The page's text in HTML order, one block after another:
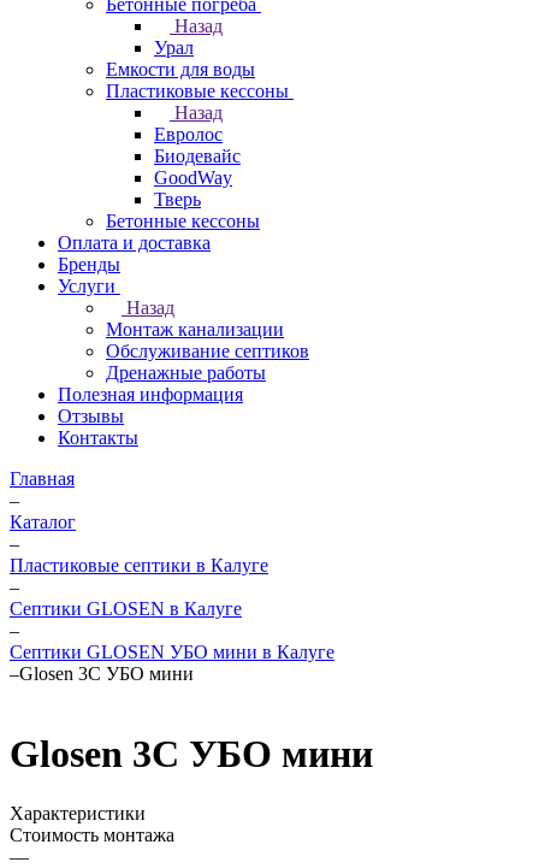
Бетонные погреба
Назад
Урал
Емкости для воды
Пластиковые кессоны
Назад
Евролос
Биодевайс
GoodWay
Тверь
Бетонные кессоны
Оплата и доставка
Бренды
Услуги
Назад
Монтаж канализации
Обслуживание септиков
Дренажные работы
Полезная информация
Отзывы
Контакты
Главная
–
Каталог
–
Пластиковые септики в Калуге
–
Септики GLOSEN в Калуге
–
Септики GLOSEN УБО мини в Калуге
–Glosen 3C УБО мини
Glosen 3C УБО мини
Характеристики
Стоимость монтажа
—